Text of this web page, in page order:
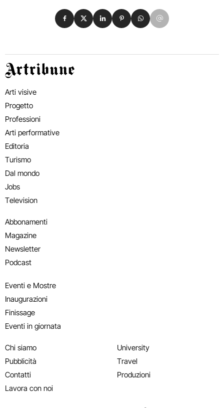
Condividi su Facebook
Condividi su X
Condividi su LinkedIn
Condividi su Pinterest
Condividi su WhatsApp
Condividi su Email
Artribune
Arti visive
Progetto
Professioni
Arti performative
Editoria
Turismo
Dal mondo
Jobs
Television
Abbonamenti
Magazine
Newsletter
Podcast
Eventi e Mostre
Inaugurazioni
Finissage
Eventi in giornata
Chi siamo
Pubblicità
Contatti
Lavora con noi
University
Travel
Produzioni